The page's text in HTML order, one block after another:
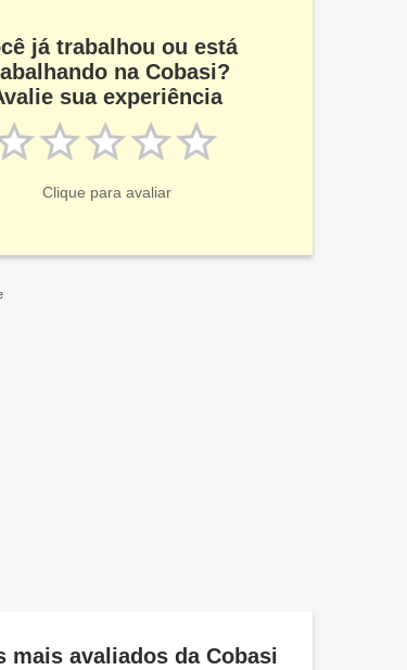
já trabalhou ou está
na Cobasi?
sua experiência
Clique para avaliar
mais avaliados da Cobasi